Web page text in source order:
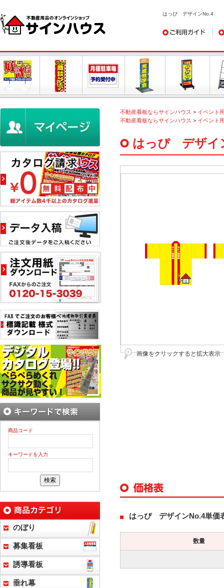
はっぴ デザインNo.4
ご利用ガイド デ
不動産看板ならサインハウス > イベント
不動産看板ならサインハウス > イベント
はっぴ デザイ
画像をクリックすると拡大表示
はっぴ デザインNo.4単価
数量
商品コード
キーワードを入力
のぼり
募集看板
誘導看板
垂れ幕